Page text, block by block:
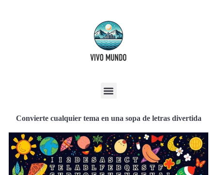
Convierte cualquier tema en una sopa de letras divertida